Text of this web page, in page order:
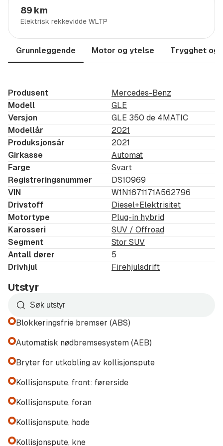
innstegsbelysning
Interiør & komfort
Eksklusivtskinninteriør i Macchiato Beige
Elektriske seter foran medminnefunksjon
AIRMATIC luftfjæring
– enestående komfort på
alle underlag
Oppvarmet multifunksjonsratt
ENERGIZING-pakke & AIR BALANCE (duft, lys og
velvære)
Ambient interiørbelysning
Teknologi & infotainment
MBUX multimedia-systemmed stor
sentralskjerm
Head-Up Display
Burmester® surround sound system
Apple CarPlay & Android Auto
Augmented Reality navigasjon
DAB+ digital radio
Sikkerhet & førerassistenter
MB.DRIVE ASSIST PLUS
DISTRONIC adaptiv cruise control
360° kamera & parkeringsassistent
MULTIBEAM LED med adaptivt fjernlys
GUARD 360° alarmsystem
Elektrisk rekkevidde WLTP
89 km
Grunnleggende Motor og ytelse Trygghet og
Produsent
Mercedes-Benz
Modell
GLE
Versjon
GLE 350 de 4MATIC
Modellår
2021
Produksjonsår
2021
Girkasse
Automat
Farge
Svart
Registreringsnummer
DS10969
VIN
W1N1671171A562796
Drivstoff
Diesel+Elektrisitet
Motortype
Plug-in hybrid
Karosseri
SUV / Offroad
Segment
Stor SUV
Antall dører
5
Drivhjul
Firehjulsdrift
Utstyr
Søk
etter
i
Blokkeringsfrie bremser (ABS)
Automatisk nødbremsesystem (AEB)
Bryter for utkobling av kollisjonspute
Kollisjonspute, front: førerside
Kollisjonspute, foran
Kollisjonspute, hode
Kollisjonspute, kne